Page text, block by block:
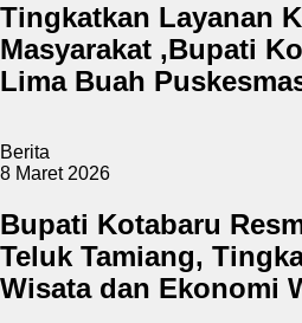
Tingkatkan Layanan
Masyarakat ,Bupati
Lima Buah
Berita
8 Maret 2026
Bupati Kotabaru
Teluk Tamiang,
Wisata dan Ekonomi